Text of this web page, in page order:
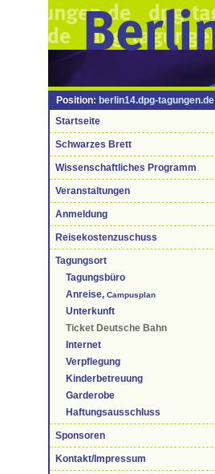
Position: berlin14.dpg-tagungen.de
Startseite
Schwarzes Brett
Wissenschaftliches Programm
Veranstaltungen
Anmeldung
Reisekostenzuschuss
Tagungsort
Tagungsbüro
Anreise, Campusplan
Unterkunft
Ticket Deutsche Bahn
Internet
Verpflegung
Kinderbetreuung
Garderobe
Haftungsausschluss
Sponsoren
Kontakt/Impressum